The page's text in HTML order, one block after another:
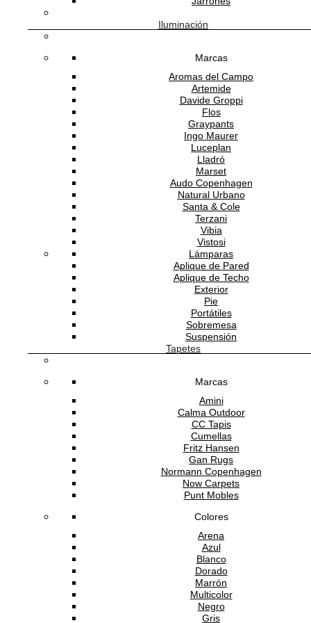
Iluminación
Marcas
Aromas del Campo
Artemide
Davide Groppi
Flos
Graypants
Ingo Maurer
Luceplan
Lladró
Marset
Audo Copenhagen
Natural Urbano
Santa & Cole
Terzani
Vibia
Vistosi
Lámparas
Aplique de Pared
Aplique de Techo
Exterior
Pie
Portátiles
Sobremesa
Suspensión
Tapetes
Marcas
Amini
Calma Outdoor
CC Tapis
Cumellas
Fritz Hansen
Gan Rugs
Normann Copenhagen
Now Carpets
Punt Mobles
Colores
Arena
Azul
Blanco
Dorado
Marrón
Multicolor
Negro
Gris
Descripción técnica
Colecciones
Diseñador
Benjamin Hubert
Andreu World
5 años
Tiempo de entrega
12 a 14 semanas
Productos Relacionados
Banco Hula Counter Con Respaldo
Banco Hula Bar Con Respaldo
He leído y acepto la política de privacidad